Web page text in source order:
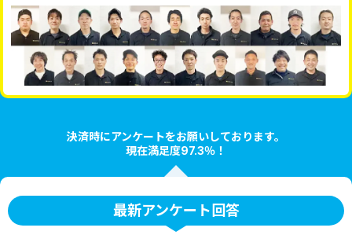
決済時にアンケートをお願いしております。
現在満足度97.3％！
最新アンケート回答